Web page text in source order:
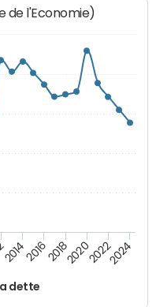
de l'Economie)
dette
201420162018202020222024